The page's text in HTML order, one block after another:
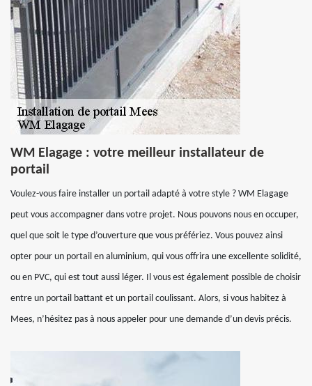
WM Elagage : votre meilleur installateur de
portail
Voulez-vous faire installer un portail adapté à votre style ? WM Elagage
peut vous accompagner dans votre projet. Nous pouvons nous en occuper,
quel que soit le type d’ouverture que vous préfériez. Vous pouvez ainsi
opter pour un portail en aluminium, qui vous offrira une excellente solidité,
ou en PVC, qui est tout aussi léger. Il vous est également possible de choisir
entre un portail battant et un portail coulissant. Alors, si vous habitez à
Mees, n’hésitez pas à nous appeler pour une demande d’un devis précis.